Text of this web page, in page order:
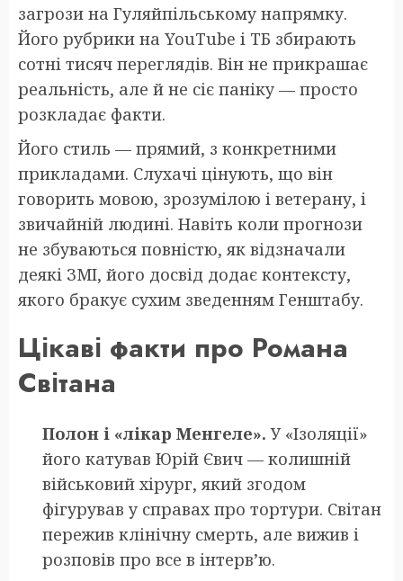
загрози на Гуляйпільському напрямку.
Його рубрики на YouTube і ТБ збирають
сотні тисяч переглядів. Він не прикрашає
реальність, але й не сіє паніку — просто
розкладає факти.
Його стиль — прямий, з конкретними
прикладами. Слухачі цінують, що він
говорить мовою, зрозумілою і ветерану, і
звичайній людині. Навіть коли прогнози
не збуваються повністю, як відзначали
деякі ЗМІ, його досвід додає контексту,
якого бракує сухим зведенням Генштабу.
Цікаві факти про Романа
Світана
Полон і «лікар Менгеле». У «Ізоляції»
його катував Юрій Євич — колишній
військовий хірург, який згодом
фігурував у справах про тортури. Світан
пережив клінічну смерть, але вижив і
розповів про все в інтерв’ю.